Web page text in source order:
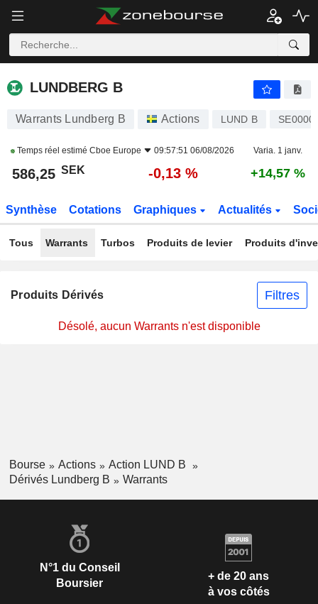
LUNDBERG B
LUNDBERG B
Warrants Lundberg B Actions LUND B
Temps réel estimé Cboe Europe 09:57:51 06/08/2026 Varia. 1 janv.
586,25 SEK -0,13 % +14,57 %
Synthèse Cotations Graphiques Actualités
Tous Warrants Turbos Produits de levier Produits
Produits Dérivés Filtres
Désolé, aucun Warrants n'est disponible
Bourse Actions
Action LUND B
Dérivés Lundberg B
Warrants
N°1 du Conseil
Boursier
+ de 20 ans
à vos côtés